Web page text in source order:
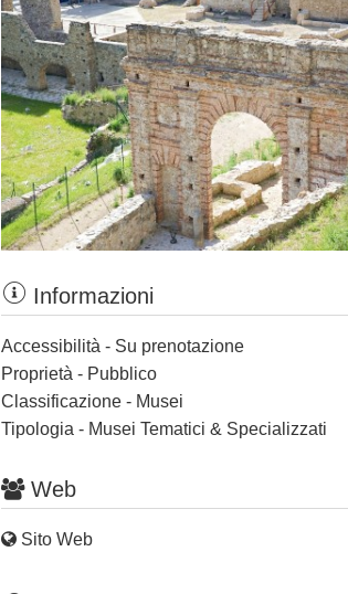
Informazioni
Accessibilità - Su prenotazione
Proprietà - Pubblico
Classificazione - Musei
Tipologia - Musei Tematici & Specializzati
Web
Sito Web